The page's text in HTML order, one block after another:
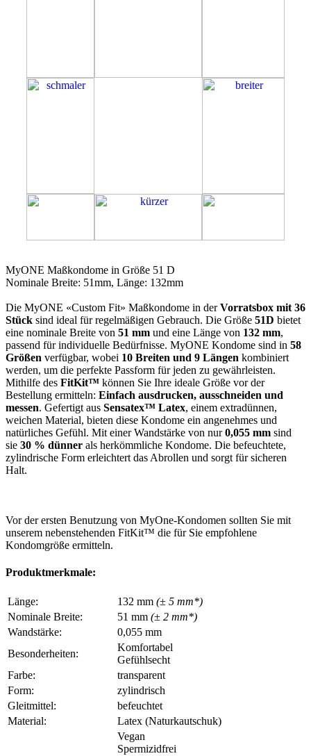
MyONE Maßkondome in Größe 51 D
Nominale Breite: 51mm, Länge: 132mm
Die MyONE «Custom Fit» Maßkondome in derVorratsbox mit 36
Stück sind ideal für regelmäßigen Gebrauch. Die Größe 51D bietet
eine nominale Breite von 51 mm und eine Länge von 132 mm,
passend für individuelle Bedürfnisse. MyONE Kondome sind in 58
Größen verfügbar, wobei 10 Breiten und 9 Längen kombiniert
werden, um die perfekte Passform für jeden zu gewährleisten.
Mithilfe des FitKit™ können Sie Ihre ideale Größe vor der
Bestellung ermitteln: Einfach ausdrucken, ausschneiden und
messen. Gefertigt aus Sensatex™ Latex, einem extradünnen,
weichen Material, bieten diese Kondome ein angenehmes und
natürliches Gefühl. Mit einer Wandstärke von nur0,055 mm sind
sie 30 % dünner als herkömmliche Kondome. Die befeuchtete,
zylindrische Form erleichtert das Abrollen und sorgt für sicheren
Halt.
Vor der ersten Benutzung von MyOne-Kondomen sollten Sie mit
unserem nebenstehenden FitKit™ die für Sie empfohlene
Kondomgröße ermitteln.
Produktmerkmale:
Länge: 132 mm (± 5 mm*)
Nominale Breite:
51 mm (± 2 mm*)
Wandstärke:
0,055 mm
Besonderheiten:
Komfortabel
Gefühlsecht
Farbe:
transparent
Form:
zylindrisch
Gleitmittel:
befeuchtet
Material:
Latex (Naturkautschuk)
Vegan
Spermizidfrei